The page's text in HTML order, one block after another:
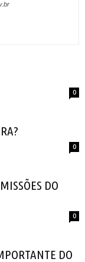
0
0
DO
0
DO